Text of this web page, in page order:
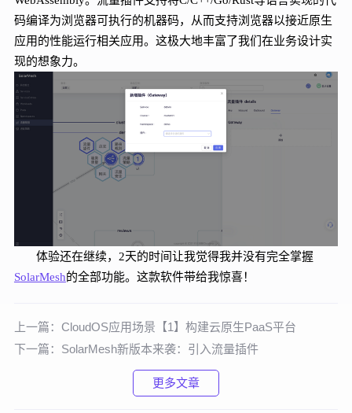
码编译为浏览器可执行的机器码，从而支持浏览器以接近原生
应用的性能运行相关应用。这极大地丰富了我们在业务设计实
现的想象力。
体验还在继续，2天的时间让我觉得我并没有完全掌握
SolarMesh的全部功能。这款软件带给我惊喜！
上一篇： CloudOS应用场景【1】构建云原生PaaS平台
下一篇： SolarMesh新版本来袭：引入流量插件
更多文章